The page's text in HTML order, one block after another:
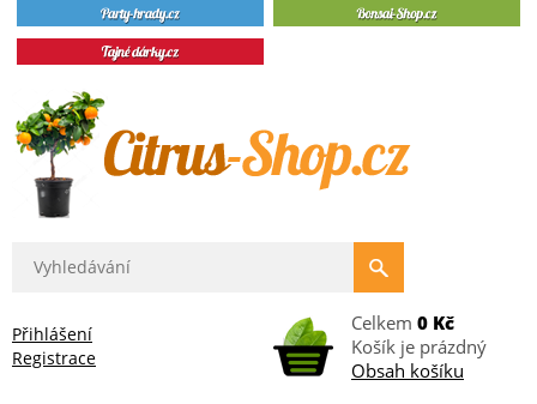
Přihlášení
Registrace
Celkem 0 Kč
Košík je prázdný
Obsah košíku